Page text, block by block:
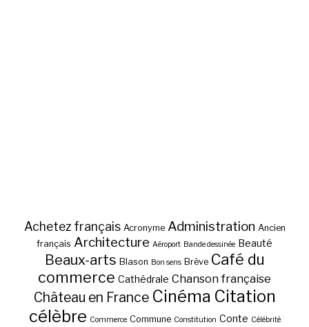
Achetez français Acronyme Administration Ancien
français Architecture Aéroport Bande dessinée Beauté
Beaux-arts Blason Bon sens Brève Café du
commerce Cathédrale Chanson française
Château en France Cinéma Citation
célèbre Commerce Commune Constitution Conte Célébrité